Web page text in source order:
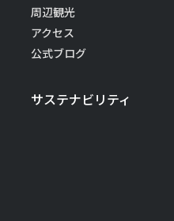
周辺観光
アクセス
公式ブログ
サステナビリティ